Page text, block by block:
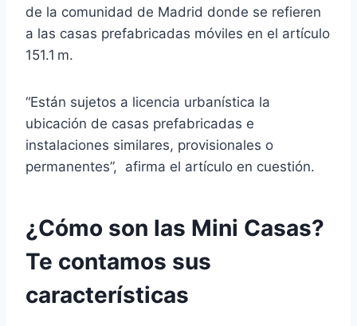
de la comunidad de Madrid donde se refieren
a las casas prefabricadas móviles en el artículo
151.1 m.
“Están sujetos a licencia urbanística la
ubicación de casas prefabricadas e
instalaciones similares, provisionales o
permanentes”, afirma el artículo en cuestión.
¿Cómo son las Mini Casas?
Te contamos sus
características